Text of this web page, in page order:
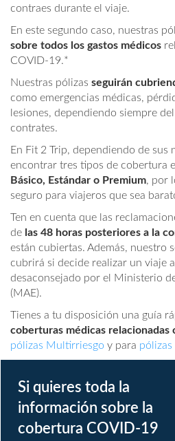
contraes durante el viaje.
En este segundo caso, nuestras
sobre todos los gastos médicos
COVID-19.*
Nuestras pólizas seguirán
como emergencias médicas,
lesiones, dependiendo siempre
contrates.
En Fit 2 Trip, dependiendo de sus
encontrar tres tipos de cobertura
Básico, Estándar o Premium, por
seguro para viajeros que sea
Ten en cuenta que las
de las 48 horas posteriores a la
están cubiertas. Además, nuestro
cubrirá si decide realizar un viaje
desaconsejado por el Ministerio
(MAE).
Tienes a tu disposición una guía
coberturas médicas relacionadas
pólizas Multirriesgo y para
Si quieres toda la
información sobre la
cobertura COVID-19